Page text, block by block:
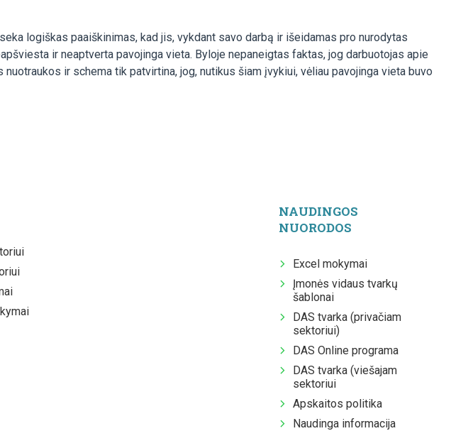
logiškas paaiškinimas, kad jis, vykdant savo darbą ir išeidamas pro nurodytas
ir neaptverta pavojinga vieta. Byloje nepaneigtas faktas, jog darbuotojas apie
ir schema tik patvirtina, jog, nutikus šiam įvykiui, vėliau pavojinga vieta buvo
NAUDINGOS
NUORODOS
Excel mokymai
Įmonės vidaus tvarkų
šablonai
DAS tvarka (privačiam
sektoriui)
DAS Online programa
DAS tvarka (viešajam
sektoriui
Apskaitos politika
Naudinga informacija